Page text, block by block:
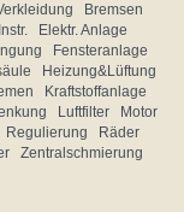
Bremsen
Elektr. Anlage
Fensteranlage
Heizung&Lüftung
Kraftstoffanlage
Luftfilter
Motor
Regulierung
Räder
Zentralschmierung